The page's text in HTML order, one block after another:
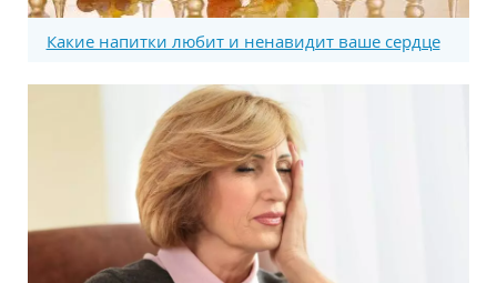
Какие напитки любит и ненавидит ваше сердце